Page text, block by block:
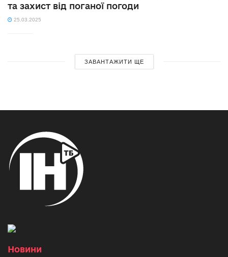
та захист від поганої погоди
25.03.2025
ЗАВАНТАЖИТИ ЩЕ
Новини